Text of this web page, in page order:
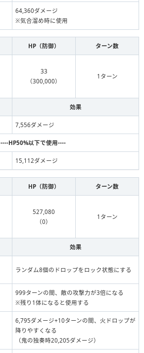
64,360ダメージ
※気合溜め時に使用
HP（防御） ターン数
33
（300,000）
1ターン
効果
7,556ダメージ
----HP50%以下で使用----
15,112ダメージ
HP（防御） ターン数
527,080
（0）
1ターン
効果
ランダム8個のドロップをロック状態にする
999ターンの間、敵の攻撃力が3倍になる
※残り1体になると使用する
6,795ダメージ+10ターンの間、火ドロップが
降りやすくなる
（鬼の独奏時20,205ダメージ）